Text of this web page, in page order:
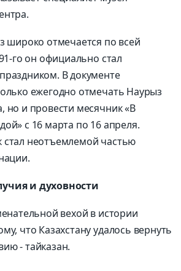
широко отмечается по всей
го он официально стал
В документе
ежегодно отмечать Наурыз
но и провести месячник «В
с 16 марта по 16 апреля.
стал неотъемлемой частью
и духовности
вехой в истории
что Казахстану удалось вернуть
- тайказан.